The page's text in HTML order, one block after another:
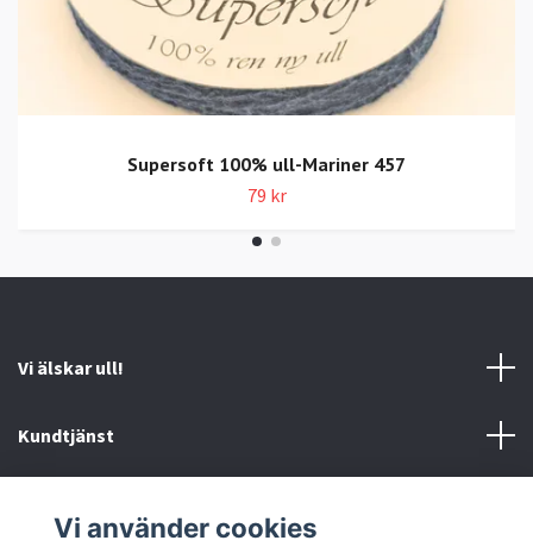
Supersoft 100% ull-Mariner 457
79 kr
Vi älskar ull!
Kundtjänst
Vi använder cookies